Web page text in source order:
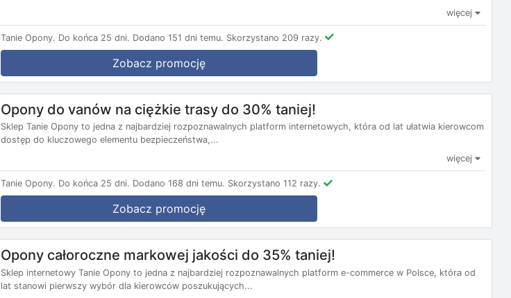
więcej
Tanie Opony. Do końca 25 dni. Dodano 151 dni temu. Skorzystano 209 razy.
Zobacz promocję
Opony do vanów na ciężkie trasy do 30% taniej!
Sklep Tanie Opony to jedna z najbardziej rozpoznawalnych platform internetowych, która od lat ułatwia kierowcom
dostęp do kluczowego elementu bezpieczeństwa,...
więcej
Tanie Opony. Do końca 25 dni. Dodano 168 dni temu. Skorzystano 112 razy.
Zobacz promocję
Opony całoroczne markowej jakości do 35% taniej!
Sklep internetowy Tanie Opony to jedna z najbardziej rozpoznawalnych platform e-commerce w Polsce, która od
lat stanowi pierwszy wybór dla kierowców poszukujących...